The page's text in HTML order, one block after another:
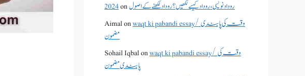
2024onروداد نویسی ،روداد کیسے لکھیں؟ روداد لکھنے کے اصول
Aimalonwaqt ki pabandi essay/ وقت کی پابندی
مضمون
Sohail Iqbalonwaqt ki pabandi essay/ وقت کی
پابندی مضمون